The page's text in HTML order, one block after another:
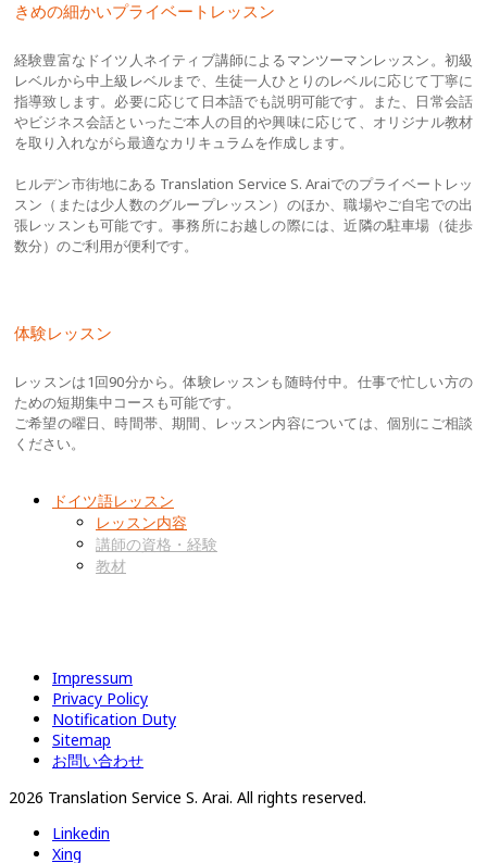
きめの細かいプライベートレッスン
経験豊富なドイツ人ネイティブ講師によるマンツーマンレッスン。初級
レベルから中上級レベルまで、生徒一人ひとりのレベルに応じて丁寧に
指導致します。必要に応じて日本語でも説明可能です。また、日常会話
やビジネス会話といったご本人の目的や興味に応じて、オリジナル教材
を取り入れながら最適なカリキュラムを作成します。
ヒルデン市街地にある Translation Service S. Araiでのプライベートレッ
スン（または少人数のグループレッスン）のほか、職場やご自宅での出
張レッスンも可能です。事務所にお越しの際には、近隣の駐車場（徒歩
数分）のご利用が便利です。
体験レッスン
レッスンは1回90分から。体験レッスンも随時付中。仕事で忙しい方の
ための短期集中コースも可能です。
ご希望の曜日、時間帯、期間、レッスン内容については、個別にご相談
ください。
ドイツ語レッスン
レッスン内容
講師の資格・経験
教材
Impressum
Privacy Policy
Notification Duty
Sitemap
お問い合わせ
2026 Translation Service S. Arai. All rights reserved.
Linkedin
Xing